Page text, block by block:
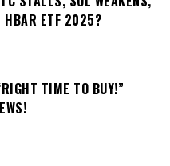
HBAR ETF 2025?
TIME TO BUY!”